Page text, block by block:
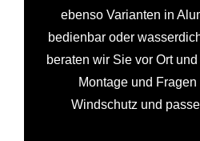
ebenso Varianten in
bedienbar oder
beraten wir Sie vor Ort
Montage und
Windschutz und